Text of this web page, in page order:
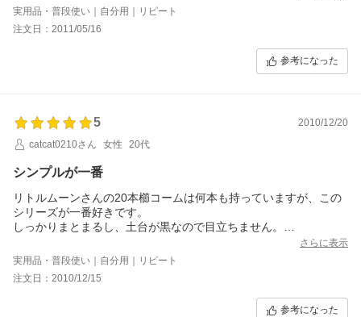
実用品・普段使い｜自分用｜リピート
注文日：2011/05/16
参考になった
5
2010/12/20
catcat0210さん
女性 20代
シンプルが一番
リトルムーンさんの20本櫛コームは何本も持っていますが、この
シリーズが一番好きです。
しっかりまとまるし、土台が黒なので目立ちません。
proシリーズのようにコームの先が丸くなったら嬉しいですね。
さらに表示
実用品・普段使い｜自分用｜リピート
注文日：2010/12/15
参考になった